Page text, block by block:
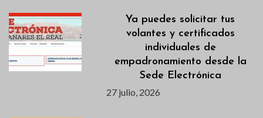
Ya puedes solicitar tus
volantes y certificados
individuales de
empadronamiento desde la
Sede Electrónica
27 julio, 2026